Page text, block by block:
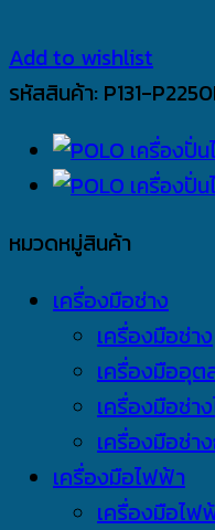
Add to wishlist
รหัสสินค้า: P131-
หมวดหมู่สินค้า
เครื่องมือช่าง
เครื่องมือช่าง
เครื่องมืออุต
เครื่องมือช่า
เครื่องมือช่า
เครื่องมือไฟฟ้า
เครื่องมือไฟ